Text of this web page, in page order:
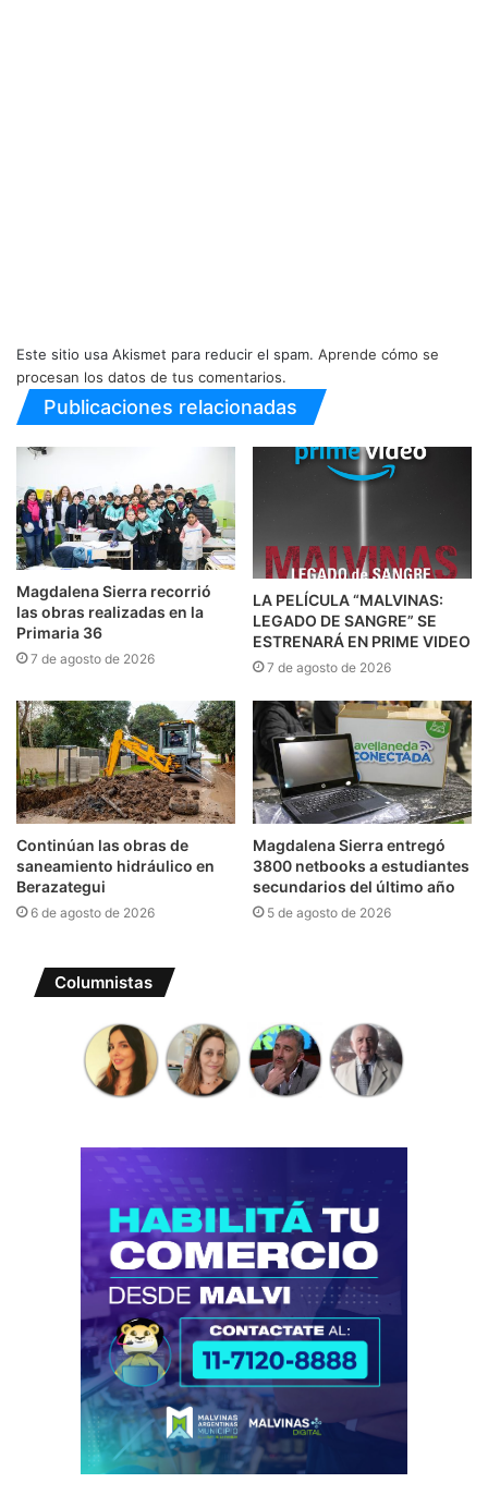
Este sitio usa Akismet para reducir el spam. Aprende cómo se
procesan los datos de tus comentarios.
Publicaciones relacionadas
Magdalena Sierra recorrió
las obras realizadas en la
Primaria 36
7 de agosto de 2026
LA PELÍCULA “MALVINAS:
LEGADO DE SANGRE” SE
ESTRENARÁ EN PRIME VIDEO
7 de agosto de 2026
Continúan las obras de
saneamiento hidráulico en
Berazategui
6 de agosto de 2026
Magdalena Sierra entregó
3800 netbooks a estudiantes
secundarios del último año
5 de agosto de 2026
Columnistas